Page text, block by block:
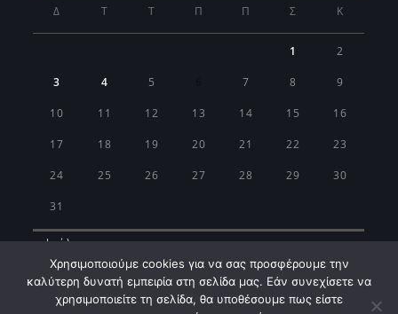
Δ Τ Τ Π Π Σ Κ
1 2
3 4 5 7 8 9
10 11 12 13 14 15 16
17 18 19 20 21 22 23
24 25 26 27 28 29 30
31
« Ιούλ
Χρησιμοποιούμε cookies για να σας προσφέρουμε την
καλύτερη δυνατή εμπειρία στη σελίδα μας. Εάν συνεχίσετε να
χρησιμοποιείτε τη σελίδα, θα υποθέσουμε πως είστε